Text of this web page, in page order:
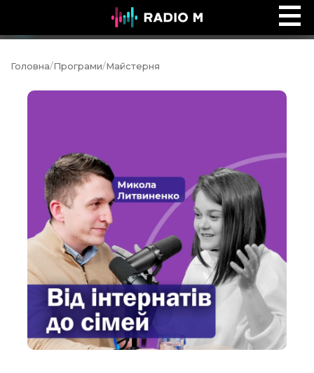
Ефір Radio M
Головна/Програми/Майстерня